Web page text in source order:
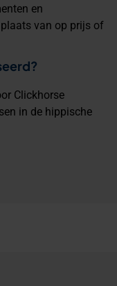
en
van op prijs of
Clickhorse
in de hippische